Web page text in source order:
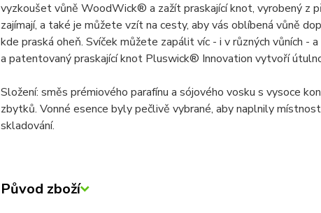
vyzkoušet vůně WoodWick® a zažít praskající knot, vyrobený z
zajímají, a také je můžete vzít na cesty, aby vás oblíbená vůně
kde praská oheň. Svíček můžete zapálit víc - i v různých vůních -
a patentovaný praskající knot Pluswick® Innovation vytvoří
Složení: směs prémiového parafínu a sójového vosku s vysoce
zbytků. Vonné esence byly pečlivě vybrané, aby naplnily
skladování.
Původ zboží